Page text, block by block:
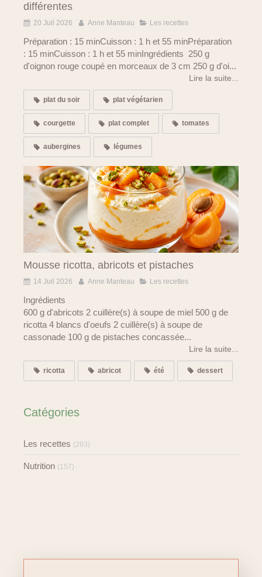
différentes
20 Juil 2026 Anne Manteau Les recettes
Préparation : 15 minCuisson : 1 h et 55 minPréparation
: 15 minCuisson : 1 h et 55 minIngrédients 250 g
d'oignon rouge coupé en morceaux de 3 cm 250 g d'oi...
Lire la suite...
plat du soir plat végétarien
courgette plat complet tomates
aubergines légumes
Mousse ricotta, abricots et pistaches
14 Juil 2026 Anne Manteau Les recettes
Ingrédients
600 g d'abricots 2 cuillère(s) à soupe de miel 500 g de
ricotta 4 blancs d'oeufs 2 cuillère(s) à soupe de
cassonade 100 g de pistaches concassée...
Lire la suite...
ricotta abricot été dessert
Catégories
Les recettes (283)
Nutrition (157)